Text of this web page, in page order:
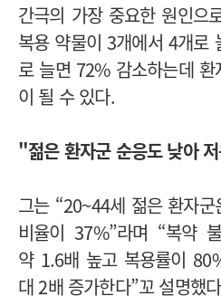
간극의 가장 중요한 원인으
복용 약물이 3개에서 4개로
로 늘면 72% 감소하는데
이 될 수 있다.
"젊은 환자군 순응도 낮아
그는 “20~44세 젊은 환자
비율이 37%”라며 “복약
약 1.6배 높고 복용률이
대 2배 증가한다”꼬 설명했